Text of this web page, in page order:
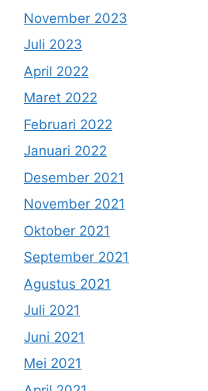
November 2023
Juli 2023
April 2022
Maret 2022
Februari 2022
Januari 2022
Desember 2021
November 2021
Oktober 2021
September 2021
Agustus 2021
Juli 2021
Juni 2021
Mei 2021